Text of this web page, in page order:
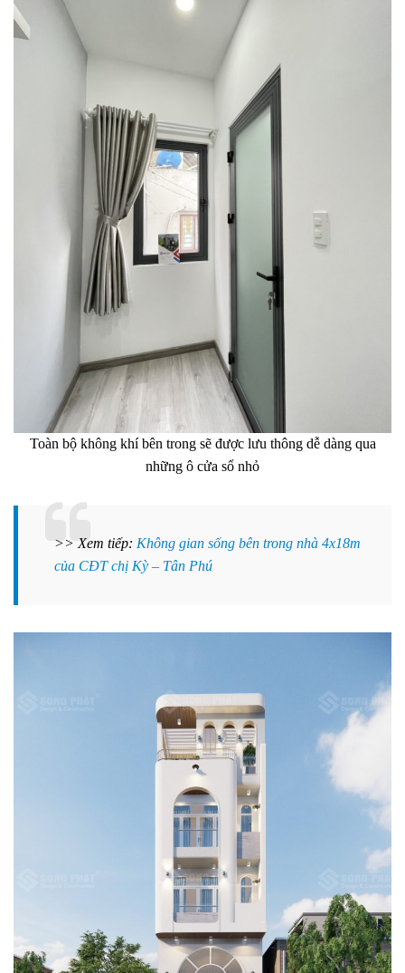
Toàn bộ không khí bên trong sẽ được lưu thông dễ dàng qua
những ô cửa sổ nhỏ
>> Xem tiếp: Không gian sống bên trong nhà 4x18m
của CĐT chị Kỳ – Tân Phú